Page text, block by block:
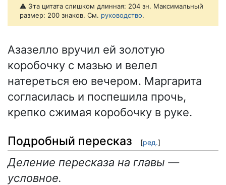
⚠️ Эта цитата слишком длинная: 204 зн. Максимальный
размер: 200 знаков. См. руководство.
Азазелло вручил ей золотую
коробочку с мазью и велел
натереться ею вечером. Маргарита
согласилась и поспешила прочь,
крепко сжимая коробочку в руке.
Подробный пересказ [ред.]
Деление пересказа на главы —
условное.